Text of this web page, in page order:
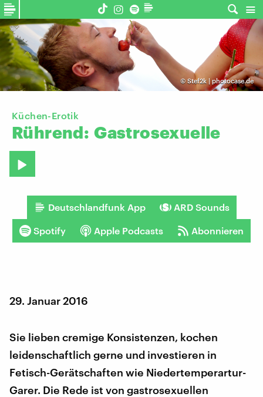
© Stef2k | photocase.de
Küchen-Erotik
Rührend: Gastrosexuelle
Deutschlandfunk App ARD Sounds
Spotify Apple Podcasts Abonnieren
29. Januar 2016
Sie lieben cremige Konsistenzen, kochen
leidenschaftlich gerne und investieren in
Fetisch-Gerätschaften wie Niedertemperartur-
Garer. Die Rede ist von gastrosexuellen